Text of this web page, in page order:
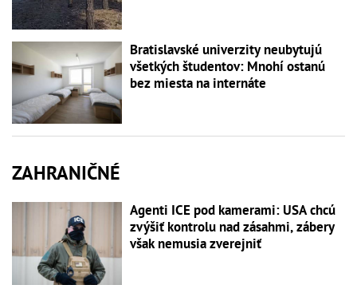
Bratislavské univerzity neubytujú
všetkých študentov: Mnohí ostanú
bez miesta na internáte
ZAHRANIČNÉ
Agenti ICE pod kamerami: USA chcú
zvýšiť kontrolu nad zásahmi, zábery
však nemusia zverejniť